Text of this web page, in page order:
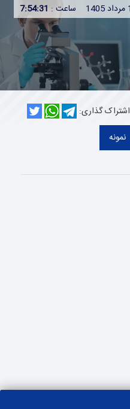
ساعت : 7:54:31
اشتراک گذاری:
نمونه